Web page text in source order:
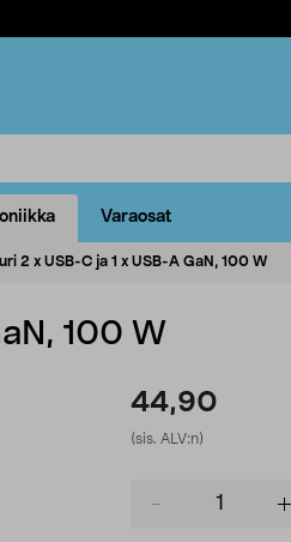
Varaosat
2 x USB-C ja 1 x USB-A GaN, 100 W
100 W
44,90
(sis. ALV:n)